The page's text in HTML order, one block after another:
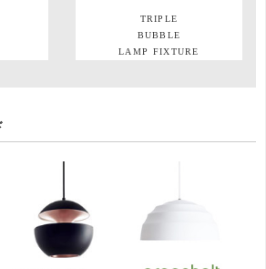
TRIPLE
BUBBLE
LAMP FIXTURE